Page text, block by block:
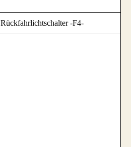
Rückfahrlichtschalter -F4-